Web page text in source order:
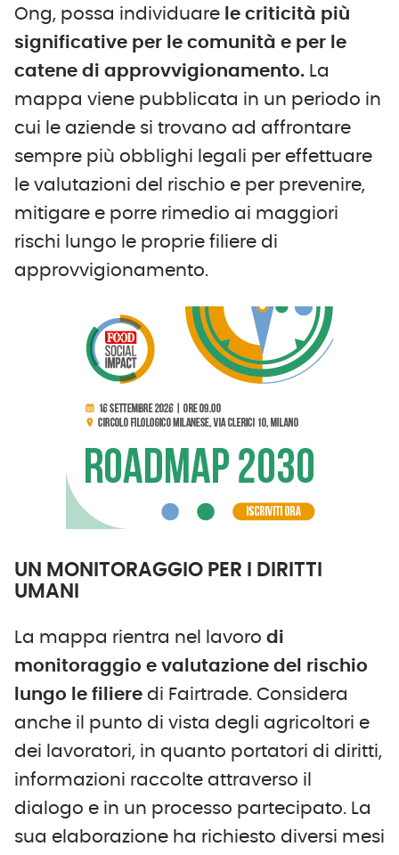
Ong, possa individuare le criticità più
significative per le comunità e per le
catene di approvvigionamento. La
mappa viene pubblicata in un periodo in
cui le aziende si trovano ad affrontare
sempre più obblighi legali per effettuare
le valutazioni del rischio e per prevenire,
mitigare e porre rimedio ai maggiori
rischi lungo le proprie filiere di
approvvigionamento.
UN MONITORAGGIO PER I DIRITTI
UMANI
La mappa rientra nel lavoro di
monitoraggio e valutazione del rischio
lungo le filiere di Fairtrade. Considera
anche il punto di vista degli agricoltori e
dei lavoratori, in quanto portatori di diritti,
informazioni raccolte attraverso il
dialogo e in un processo partecipato. La
sua elaborazione ha richiesto diversi mesi